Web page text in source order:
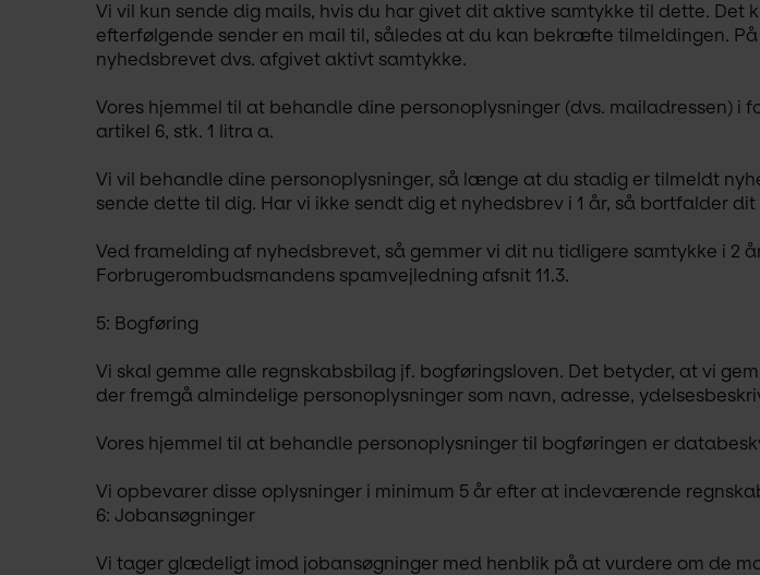
Vi vil kun sende dig mails, hvis du har givet dit aktive samtykke til dette.
efterfølgende sender en mail til, således at du kan bekræfte tilmeldingen.
nyhedsbrevet dvs. afgivet aktivt samtykke.
Vores hjemmel til at behandle dine personoplysninger (dvs.
artikel 6, stk. 1 litra a.
Vi vil behandle dine personoplysninger, så længe at du stadig er tilmeldt
sende dette til dig. Har vi ikke sendt dig et nyhedsbrev i 1 år, så bortfalder
Ved framelding af nyhedsbrevet, så gemmer vi dit nu tidligere samtykke i 2
Forbrugerombudsmandens spamvejledning afsnit 11.3.
5: Bogføring
Vi skal gemme alle regnskabsbilag jf. bogføringsloven. Det betyder, at vi
der fremgå almindelige personoplysninger som navn, adresse,
Vores hjemmel til at behandle personoplysninger til bogføringen er
Vi opbevarer disse oplysninger i minimum 5 år efter at indeværende
6: Jobansøgninger
Vi tager glædeligt imod jobansøgninger med henblik på at vurdere om de